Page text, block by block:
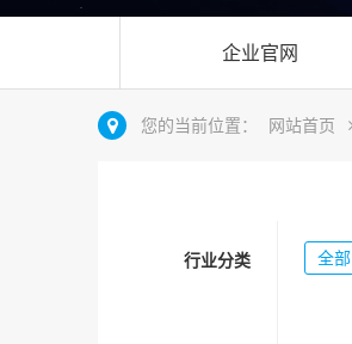
企业官网
您的当前位置： 网站首页
行业分类 全部